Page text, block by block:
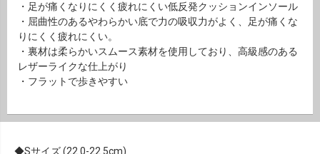
・足が痛くなりにくく疲れにくい低反発クッションインソール
・屈曲性のあるやわらかい底で力の吸収力がよく、足が痛くな
りにくく疲れにくい。
・裏材は柔らかいスムース素材を使用しており、高級感のある
レザーライクな仕上がり
・フラットで歩きやすい
Sサイズ (22.0-22.5cm)